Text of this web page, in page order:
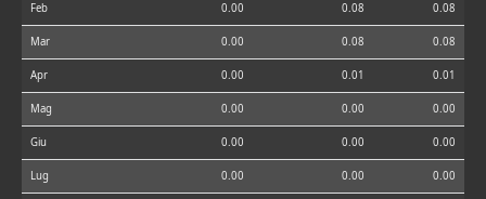
Feb 0.00 0.08 0.08
Mar 0.00 0.08 0.08
Apr 0.00 0.01 0.01
Mag 0.00 0.00 0.00
Giu 0.00 0.00 0.00
Lug 0.00 0.00 0.00